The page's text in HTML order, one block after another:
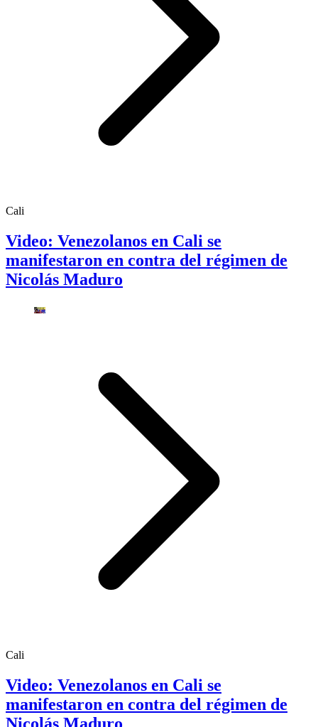
Cali
Video: Venezolanos en Cali se
manifestaron en contra del régimen de
Nicolás Maduro
Cali
Video: Venezolanos en Cali se
manifestaron en contra del régimen de
Nicolás Maduro